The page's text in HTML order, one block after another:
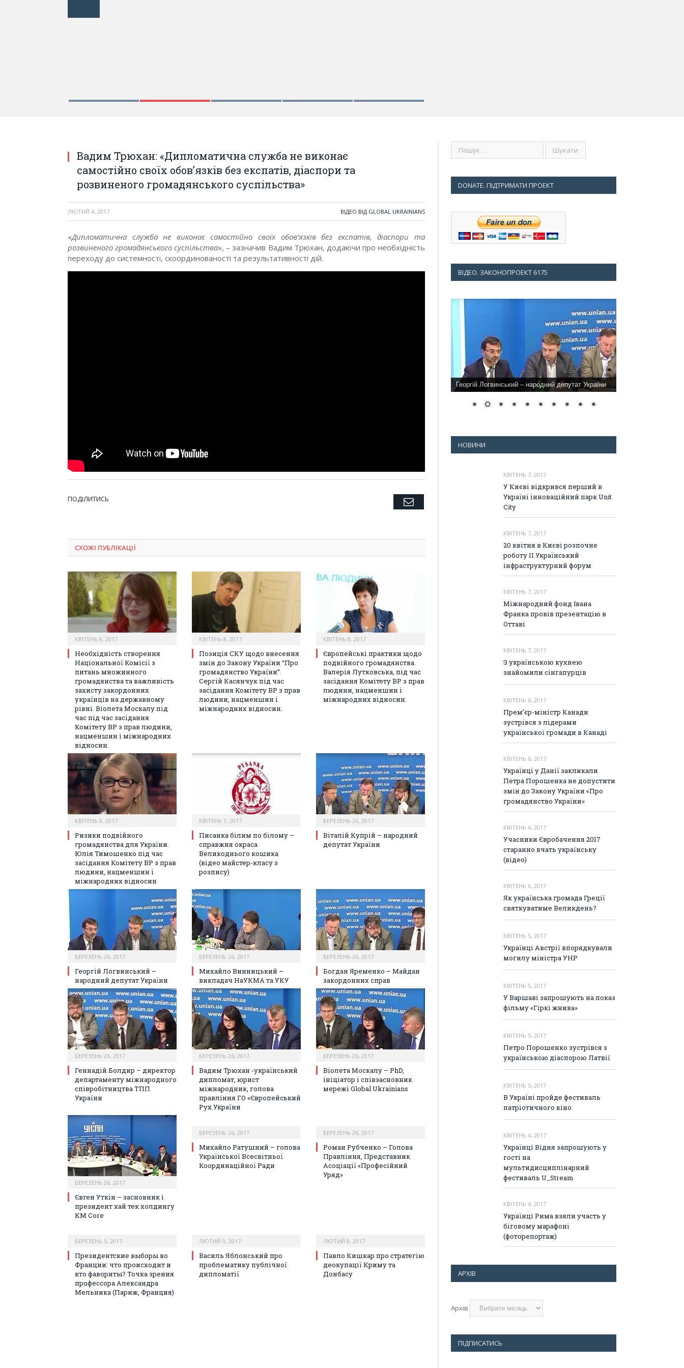
Вадим Трюхан: «Дипломатична служба не виконає самостійно своїх обов’язків без експатів,
Вадим Трюхан: «Дипломатична служба не виконає
самостійно своїх обов’язків без експатів, діаспори та
розвиненого громадянського суспільства»
ЛЮТИЙ 4, 2017 ВІДЕО ВІД GLOBAL UKRAINIANS
«Дипломатична служба не виконає самостійно своїх обов’язків без експатів, діаспори та
розвиненого громадянського суспільства», – зазначив Вадим Трюхан, додаючи про необхідність
переходу до системності, скоординованості та результативності дій.
ПОДІЛИТИСЬ Twitter
Facebook
Google+
Pinterest
LinkedIn
TumblrEmail
СХОЖІ ПУБЛІКАЦІЇ
КВІТЕНЬ 8, 2017
Необхідність створення
Національної Комісії з
питань множинного
громадянства та важливість
захисту закордонних
українців на державному
рівні. Віолета Москалу під
час під час засідання
Комітету ВР з прав людини,
нацменшин і міжнародних
відносин.
КВІТЕНЬ 8, 2017
Позиція СКУ щодо внесення
змін до Закону України “Про
громадянство України”.
Сергій Касянчук під час
засідання Комітету ВР з прав
людини, нацменшин і
міжнародних відносин.
КВІТЕНЬ 8, 2017
Європейські практики щодо
подвійного громадянства.
Валерія Лутковська, під час
засідання Комітету ВР з прав
людини, нацменшин і
міжнародних відносин.
КВІТЕНЬ 8, 2017
Ризики подвійного
громадянства для України.
Юлія Тимошенко під час
засідання Комітету ВР з прав
людини, нацменшин і
міжнародних відносин
КВІТЕНЬ 1, 2017
Писанка білим по білому –
справжня окраса
Великоднього кошика
(відео майстер-класу з
розпису)
БЕРЕЗЕНЬ 26, 2017
Віталій Купрій – народний
депутат України
БЕРЕЗЕНЬ 26, 2017
Георгій Логвинський –
народний депутат України
БЕРЕЗЕНЬ 26, 2017
Михайло Винницький –
викладач НаУКМА та УКУ
БЕРЕЗЕНЬ 26, 2017
Богдан Яременко – Майдан
закордонних справ
БЕРЕЗЕНЬ 26, 2017
Геннадій Болдир – директор
департаменту міжнародного
співробітництва ТПП
України
БЕРЕЗЕНЬ 26, 2017
Вадим Трюхан -український
дипломат, юрист
міжнародник, голова
правління ГО «Європейський
Рух України
БЕРЕЗЕНЬ 26, 2017
Віолета Москалу – PhD,
ініціатор і співзасновник
мережі Global Ukrainians
БЕРЕЗЕНЬ 26, 2017
Євген Уткін – засновник і
президент хай тек холдингу
KM Core
БЕРЕЗЕНЬ 26, 2017
Михайло Ратушний – голова
Української Всесвітньої
Координаційної Ради
БЕРЕЗЕНЬ 26, 2017
Роман Рубченко – Голова
Правління, Представник
Асоціації «Професійний
Уряд»
БЕРЕЗЕНЬ 5, 2017
Президентские выборы во
Франции: что происходит и
кто фавориты? Точка зрения
профессора Александра
Мельника (Париж, Франция)
ЛЮТИЙ 9, 2017
Василь Яблонський про
проблематику публічної
дипломатії
ЛЮТИЙ 8, 2017
Павло Кишкар про стратегію
деокупації Криму та
Донбасу
DONATE. ПІДТРИМАТИ ПРОЕКТ
ВІДЕО. ЗАКОНОПРОЕКТ 6175
Георгій Логвинський – народний депутат України
НОВИНИ
КВІТЕНЬ 7, 2017
У Києві відкрився перший в
Україні інноваційний парк Unit
City
КВІТЕНЬ 7, 2017
20 квітня в Києві розпочне
роботу II Український
інфраструктурний форум
КВІТЕНЬ 7, 2017
Міжнародний фонд Івана
Франка провів презентацію в
Оттаві
КВІТЕНЬ 7, 2017
З українською кухнею
знайомили сінгапурців
КВІТЕНЬ 6, 2017
Прем’єр-міністр Канади
зустрівся з лідерами
української громади в Канаді
КВІТЕНЬ 6, 2017
Українці у Данії закликали
Петра Порошенка не допустити
змін до Закону України «Про
громадянство України»
КВІТЕНЬ 6, 2017
Учасники Євробачення 2017
старанно вчать українську
(відео)
КВІТЕНЬ 6, 2017
Як українська громада Греції
святкуватиме Великдень?
КВІТЕНЬ 5, 2017
Українці Австрії впорядкували
могилу міністра УНР
КВІТЕНЬ 5, 2017
У Варшаві запрошують на показ
фільму «Гіркі жнива»
КВІТЕНЬ 5, 2017
Петро Порошенко зустрівся з
українською діаспорою Латвії
КВІТЕНЬ 5, 2017
В Україні пройде фестиваль
патріотичного кіно
КВІТЕНЬ 4, 2017
Українці Відня запрошують у
гості на
мультидисциплінарний
фестиваль U_Stream
КВІТЕНЬ 4, 2017
Українці Рима взяли участь у
біговому марафоні
(фоторепортаж)
АРХІВ
Архів
ПІДПИСАТИСЬ